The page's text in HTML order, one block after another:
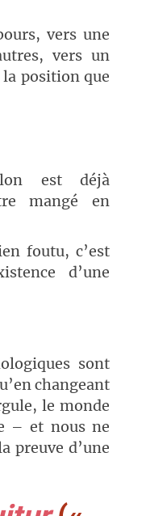
vers une
vers un
la position que
est déjà
mangé en
foutu, c’est
d’une
sont
changeant
le monde
– et nous ne
preuve d’une